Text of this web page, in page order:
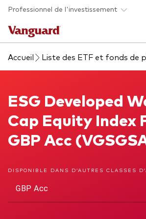
Skip to main content
Professionnel de l'investissement
Fonds et ETFs
Tous les produits
Analyses et événements
Back to main menu
À propos de Vanguard
À propos de Vanguard
Accueil Liste des ETF et fonds de
ESG Developed World All Cap Equity
ESG Developed
Cap Equity Index
GBP Acc
DISPONIBLE DANS D’AUTRES CLASSES
GBP Acc